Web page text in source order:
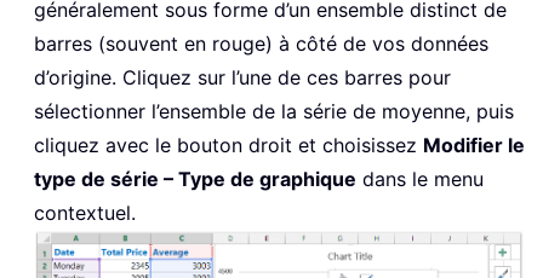
généralement sous forme d’un ensemble distinct de
barres (souvent en rouge) à côté de vos données
d’origine. Cliquez sur l’une de ces barres pour
sélectionner l’ensemble de la série de moyenne, puis
cliquez avec le bouton droit et choisissez Modifier le
type de série – Type de graphique dans le menu
contextuel.